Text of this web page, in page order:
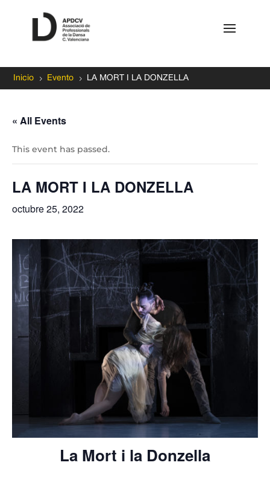
Inicio 5 Evento 5 LA MORT I LA DONZELLA
« All Events
This event has passed.
LA MORT I LA DONZELLA
octubre 25, 2022
La Mort i la Donzella